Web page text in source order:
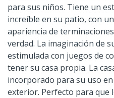
para sus niños. Tiene un
increíble en su patio, con
apariencia de
verdad. La imaginación de
estimulada con juegos de
tener su casa propia. La
incorporado para su uso
exterior. Perfecto para que